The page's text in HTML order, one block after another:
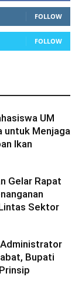
FOLLOW
FOLLOW
UM
untuk Menjaga
Ikan
Gelar Rapat
Sektor
Bupati